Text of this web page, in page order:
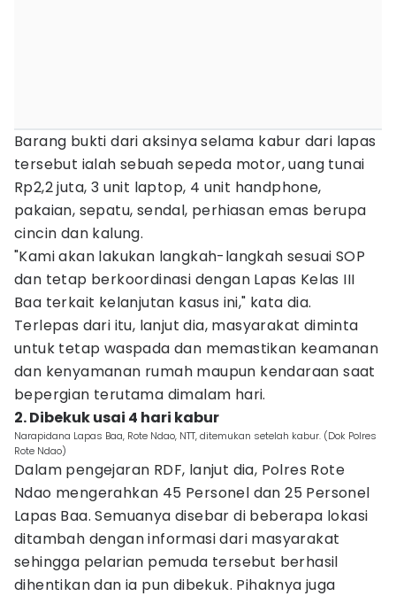
Barang bukti dari aksinya selama kabur dari lapas
tersebut ialah sebuah sepeda motor, uang tunai
Rp2,2 juta, 3 unit laptop, 4 unit handphone,
pakaian, sepatu, sendal, perhiasan emas berupa
cincin dan kalung.
"Kami akan lakukan langkah-langkah sesuai SOP
dan tetap berkoordinasi dengan Lapas Kelas III
Baa terkait kelanjutan kasus ini," kata dia.
Terlepas dari itu, lanjut dia, masyarakat diminta
untuk tetap waspada dan memastikan keamanan
dan kenyamanan rumah maupun kendaraan saat
bepergian terutama dimalam hari.
2. Dibekuk usai 4 hari kabur
Narapidana Lapas Baa, Rote Ndao, NTT, ditemukan setelah kabur. (Dok Polres
Rote Ndao)
Dalam pengejaran RDF, lanjut dia, Polres Rote
Ndao mengerahkan 45 Personel dan 25 Personel
Lapas Baa. Semuanya disebar di beberapa lokasi
ditambah dengan informasi dari masyarakat
sehingga pelarian pemuda tersebut berhasil
dihentikan dan ia pun dibekuk. Pihaknya juga